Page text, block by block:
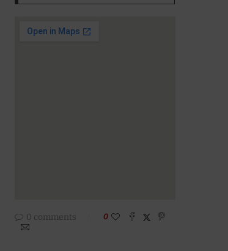
0 comments 0